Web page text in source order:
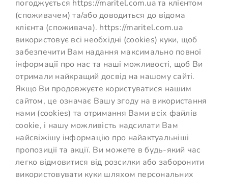
погоджується https://maritel.com.ua та клієнтом
(споживачем) та/або доводиться до відома
клієнта (споживача). https://maritel.com.ua
використовує всі необхідні (cookies) куки, щоб
забезпечити Вам надання максимально повної
інформації про нас та наші можливості, щоб Ви
отримали найкращий досвід на нашому сайті.
Якщо Ви продовжуєте користуватися нашим
сайтом, це означає Вашу згоду на використання
нами (cookies) та отримання Вами всіх файлів
cookie, і нашу можливість надсилати Вам
найсвіжішу інформацію про найактуальніші
пропозиції та акції. Ви можете в будь-який час
легко відмовитися від розсилки або заборонити
використовувати куки шляхом персональних